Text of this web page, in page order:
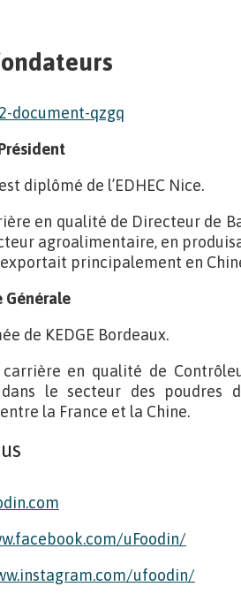
diplômé de l’EDHEC Nice.
en qualité de Directeur de
agroalimentaire, en
principalement en
Générale
de KEDGE Bordeaux.
en qualité de
le secteur des poudres
la France et la Chine.
uFoodin/
ufoodin/